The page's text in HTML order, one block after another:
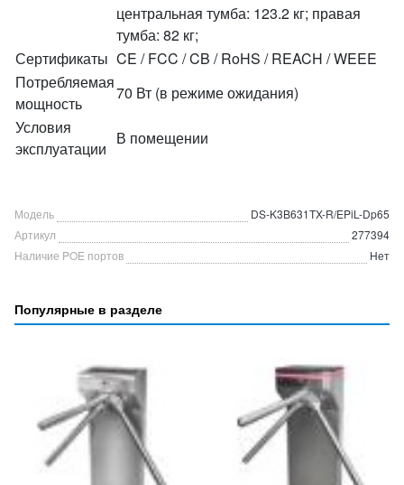
центральная тумба: 123.2 кг; правая
тумба: 82 кг;
Сертификаты CE / FCC / CB / RoHS / REACH / WEEE
Потребляемая
мощность
70 Вт (в режиме ожидания)
Условия
эксплуатации
В помещении
Модель
DS-K3B631TX-R/EPiL-Dp65
Артикул
277394
Наличие POE портов
Нет
Популярные в разделе